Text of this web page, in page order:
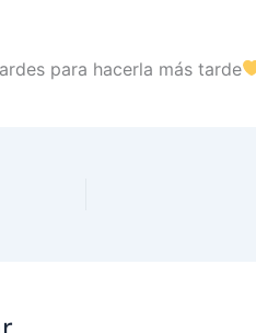
para hacerla más tarde